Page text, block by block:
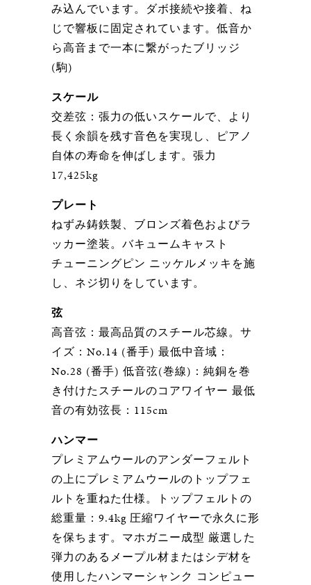
み込んでいます。ダボ接続や接着、ね
じで響板に固定されています。低音か
ら高音まで一本に繋がったブリッジ
(駒)
スケール
交差弦：張力の低いスケールで、より
長く余韻を残す音色を実現し、ピアノ
自体の寿命を伸ばします。張力
17,425kg
プレート
ねずみ鋳鉄製、ブロンズ着色およびラ
ッカー塗装。バキュームキャスト
チューニングピン ニッケルメッキを施
し、ネジ切りをしています。
弦
高音弦：最高品質のスチール芯線。サ
イズ：No.14 (番手) 最低中音域：
No.28 (番手) 低音弦(巻線)：純銅を巻
き付けたスチールのコアワイヤー 最低
音の有効弦長：115cm
ハンマー
プレミアムウールのアンダーフェルト
の上にプレミアムウールのトップフェ
ルトを重ねた仕様。トップフェルトの
総重量：9.4kg 圧縮ワイヤーで永久に形
を保ちます。マホガニー成型 厳選した
弾力のあるメープル材またはシデ材を
使用したハンマーシャンク コンピュー